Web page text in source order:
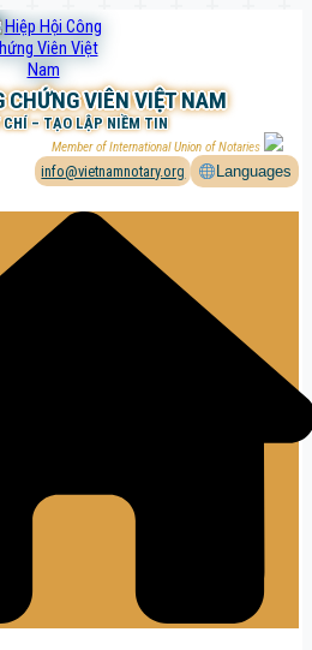
CHỨNG VIÊN VIỆT NAM
CHÍ – TẠO LẬP NIỀM TIN
Member of International Union of Notaries
info@vietnamnotary.org Languages